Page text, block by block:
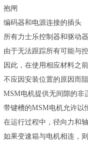
抱闸
编码器和电源连接的插头
所有力士乐控制器和驱动
由于无法跟踪所有可能与
因此，在使用相应材料之
不应因安装位置的原因而
MSM电机提供无间隙的非
带键槽的MSM电机允许以
在运行过程中，径向力和
如果变速箱与电机相连，